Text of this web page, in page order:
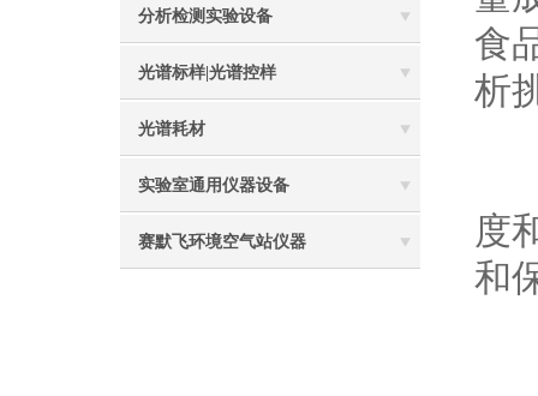
分析检测实验设备
光谱标样|光谱控样
光谱耗材
实验室通用仪器设备
赛默飞环境空气站仪器
食
析
度
和